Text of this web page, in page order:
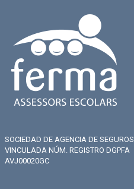
SOCIEDAD DE AGENCIA DE SEGUROS
VINCULADA NÚM. REGISTRO DGPFA
AVJ00020GC